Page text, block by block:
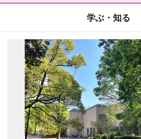
学ぶ・知る